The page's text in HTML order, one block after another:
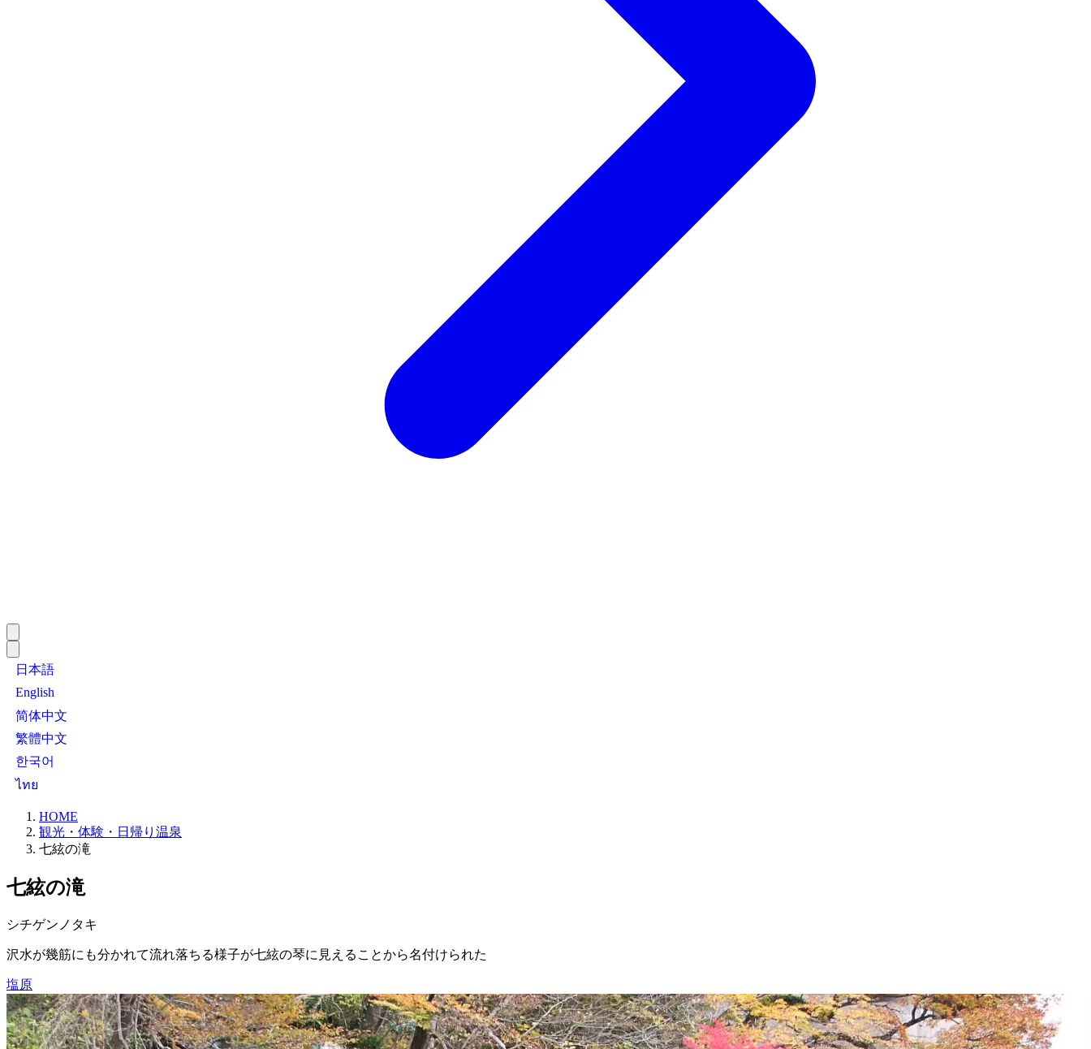
日本語
English
简体中文
繁體中文
한국어
ไทย
HOME
観光・体験・日帰り温泉
七絃の滝
七絃の滝
シチゲンノタキ
沢水が幾筋にも分かれて流れ落ちる様子が七絃の琴に見えることから名付けられた
塩原